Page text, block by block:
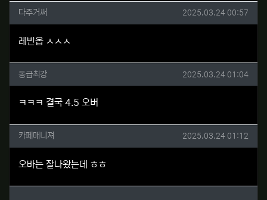
다주거써님의 댓글
다주거써 작성일
2025.03.24 00:57
레반옵 ㅅㅅㅅ
동급최강님의 댓글
동급최강 작성일
2025.03.24 01:04
ㅋㅋㅋ 결국 4.5 오버
카페매니져님의 댓글
카페매니져 작성일
2025.03.24 01:12
오바는 잘나왔는데 ㅎㅎ